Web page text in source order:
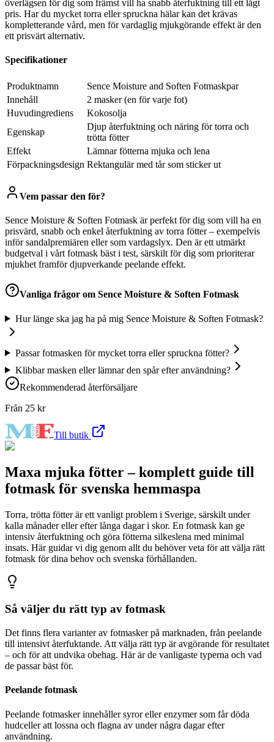
överlägsen för dig som främst vill ha snabb återfuktning till ett lågt
pris. Har du mycket torra eller spruckna hälar kan det krävas
kompletterande vård, men för vardaglig mjukgörande effekt är den
ett prisvärt alternativ.
Specifikationer
Produktnamn
Sence Moisture and Soften Fotmaskpar
Innehåll
2 masker (en för varje fot)
Huvudingrediens
Kokosolja
Egenskap
Djup återfuktning och näring för torra och
trötta fötter
Effekt
Lämnar fötterna mjuka och lena
Förpackningsdesign Rektangulär med tår som sticker ut
Vem passar den för?
Sence Moisture & Soften Fotmask är perfekt för dig som vill ha en
prisvärd, snabb och enkel återfuktning av torra fötter – exempelvis
inför sandalpremiären eller som vardagslyx. Den är ett utmärkt
budgetval i vårt fotmask bäst i test, särskilt för dig som prioriterar
mjukhet framför djupverkande peelande effekt.
Vanliga frågor om Sence Moisture & Soften Fotmask
Hur länge ska jag ha på mig Sence Moisture & Soften Fotmask?
Passar fotmasken för mycket torra eller spruckna fötter?
Klibbar masken eller lämnar den spår efter användning?
Rekommenderad återförsäljare
Från 25 kr
Till butik
Maxa mjuka fötter – komplett guide till
fotmask för svenska hemmaspa
Torra, trötta fötter är ett vanligt problem i Sverige, särskilt under
kalla månader eller efter långa dagar i skor. En fotmask kan ge
intensiv återfuktning och göra fötterna silkeslena med minimal
insats. Här guidar vi dig genom allt du behöver veta för att välja rätt
fotmask för dina behov och svenska förhållanden.
Så väljer du rätt typ av fotmask
Det finns flera varianter av fotmasker på marknaden, från peelande
till intensivt återfuktande. Att välja rätt typ är avgörande för resultatet
– och för att undvika obehag. Här är de vanligaste typerna och vad
de passar bäst för.
Peelande fotmask
Peelande fotmasker innehåller syror eller enzymer som får döda
hudceller att lossna och flagna av under några dagar efter
användning.